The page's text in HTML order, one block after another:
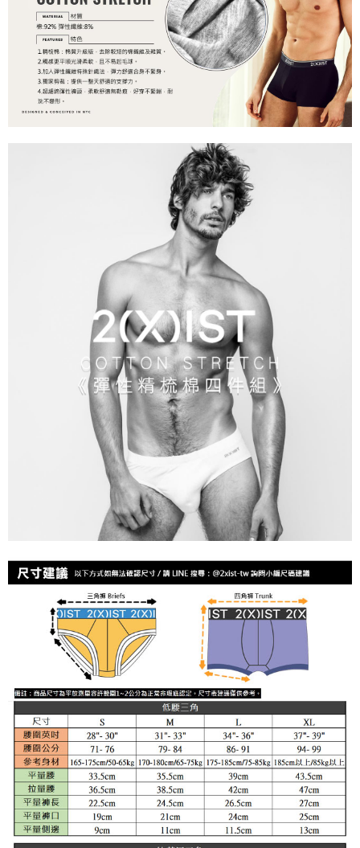
１．透過由恩沛科技股份有限公司提供之「AFTEE先享後付」服務完成之交
易，需依本服務之必要範圍內提供個人資料，並將交易相關給付款項請求債
權轉讓予恩沛科技股份有限公司。
２．關於個人資料處理事宜，請瀏覽以下網址：
https://aftee.tw/terms/#terms3
３．未成年的使用者請事先徵得法定代理人或監護人之同意方可使用
「AFTEE先享後付」，若未經同意申辦者引起之損失，本公司不負相關責
任。
４．使用「AFTEE先享後付」時，將依據個別帳號之用戶狀況，依本公司即
５．嚴禁一人註冊多個帳號或使用他人資訊註冊。若發現惡意使用之情形，
恩沛科技股份有限公司將有權停止該用戶之使用額度並採取法律行動。
每筆NT$85，滿NT$1,200(含以上)免運費
澎湖、金門、馬祖、小琉球、綠島、蘭嶼(郵局配送)
每筆NT$125
郵局快捷(隔天到貨，需先line@客服通知小編)
每筆NT$100
查看運費